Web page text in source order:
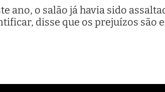
ano, o salão já havia sido
disse que os prejuízos são